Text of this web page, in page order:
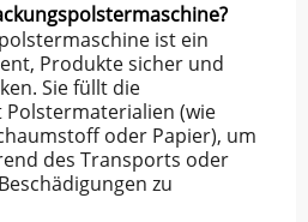
ist ein
Produkte sicher und
Sie füllt die
(wie
oder Papier), um
des Transports oder
zu